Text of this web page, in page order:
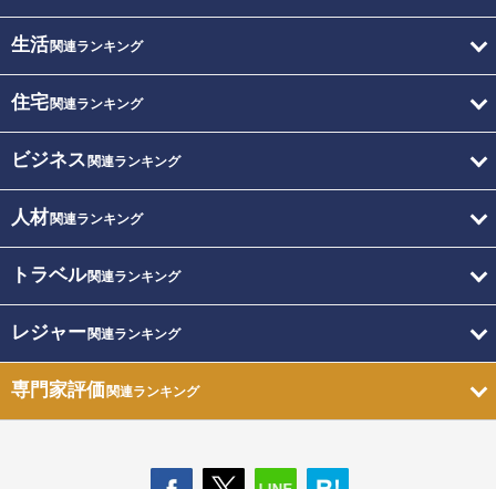
生活関連ランキング
住宅関連ランキング
ビジネス 関連ランキング
人材関連ランキング
トラベル関連ランキング
レジャー関連ランキング
専門家評価関連ランキング